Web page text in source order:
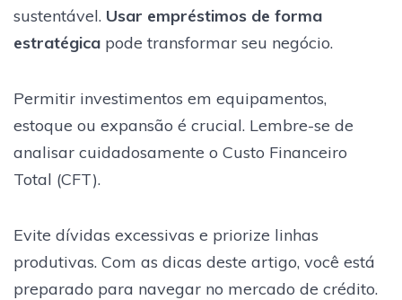
sustentável. Usar empréstimos de forma
estratégica pode transformar seu negócio.
Permitir investimentos em equipamentos,
estoque ou expansão é crucial. Lembre-se de
analisar cuidadosamente o Custo Financeiro
Total (CFT).
Evite dívidas excessivas e priorize linhas
produtivas. Com as dicas deste artigo, você está
preparado para navegar no mercado de crédito.